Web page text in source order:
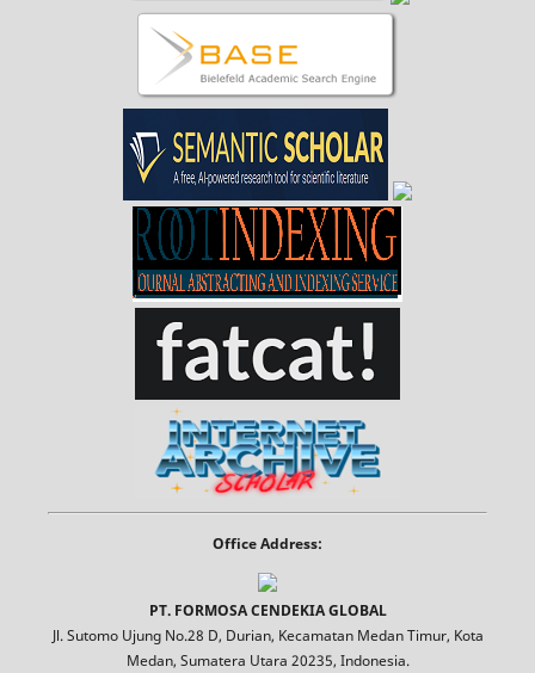
Office Address:
PT. FORMOSA CENDEKIA GLOBAL
Jl. Sutomo Ujung No.28 D, Durian, Kecamatan Medan Timur, Kota
Medan, Sumatera Utara 20235, Indonesia.